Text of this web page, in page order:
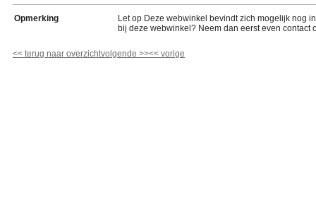
Opmerking
Let op Deze webwinkel bevindt zich mogelijk nog
bij deze webwinkel? Neem dan eerst even contact
<< terug naar overzichtvolgende >><< vorige